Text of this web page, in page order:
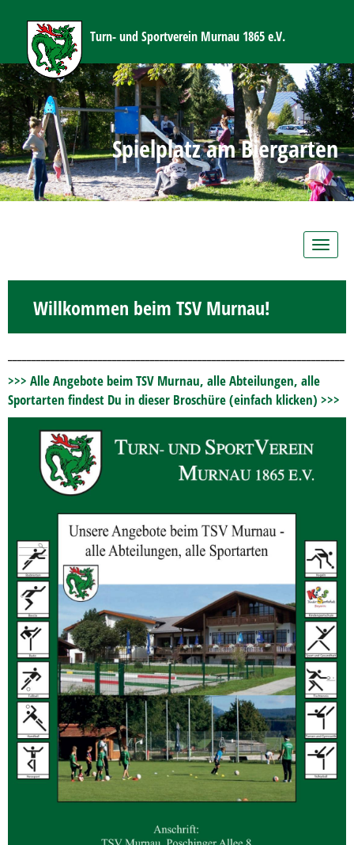
Turn- und Sportverein Murnau 1865 e.V.
Spielplatz am Biergarten
Toggle
Willkommen beim TSV Murnau!
>>> Alle Angebote beim TSV Murnau, alle Abteilungen, alle
Sportarten findest Du in dieser Broschüre (einfach klicken) >>>